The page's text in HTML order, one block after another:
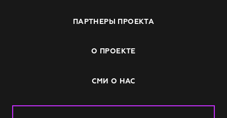
ПАРТНЕРЫ ПРОЕКТА
О ПРОЕКТЕ
СМИ О НАС